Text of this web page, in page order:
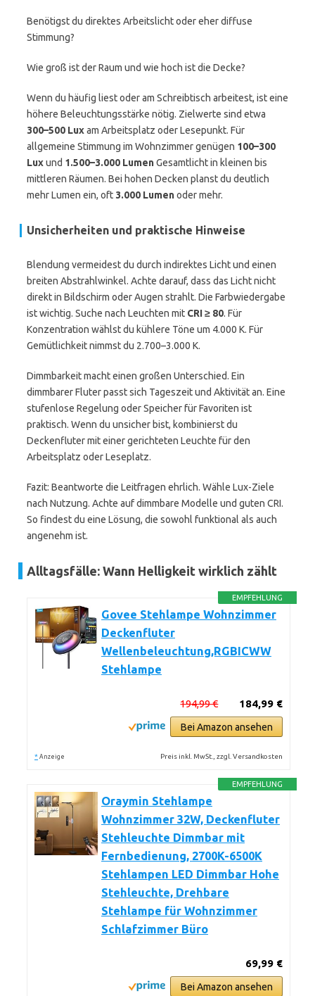
Benötigst du direktes Arbeitslicht oder eher diffuse
Stimmung?
Wie groß ist der Raum und wie hoch ist die Decke?
Wenn du häufig liest oder am Schreibtisch arbeitest, ist eine
höhere Beleuchtungsstärke nötig. Zielwerte sind etwa
300–500 Luxam Arbeitsplatz oder Lesepunkt. Für
allgemeine Stimmung im Wohnzimmer genügen 100–300
Luxund 1.500–3.000 LumenGesamtlicht in kleinen bis
mittleren Räumen. Bei hohen Decken planst du deutlich
mehr Lumen ein, oft 3.000 Lumenoder mehr.
Unsicherheiten und praktische Hinweise
Blendung vermeidest du durch indirektes Licht und einen
breiten Abstrahlwinkel. Achte darauf, dass das Licht nicht
direkt in Bildschirm oder Augen strahlt. Die Farbwiedergabe
ist wichtig. Suche nach Leuchten mit CRI ≥ 80. Für
Konzentration wählst du kühlere Töne um 4.000 K. Für
Gemütlichkeit nimmst du 2.700–3.000 K.
Dimmbarkeit macht einen großen Unterschied. Ein
dimmbarer Fluter passt sich Tageszeit und Aktivität an. Eine
stufenlose Regelung oder Speicher für Favoriten ist
praktisch. Wenn du unsicher bist, kombinierst du
Deckenfluter mit einer gerichteten Leuchte für den
Arbeitsplatz oder Leseplatz.
Fazit: Beantworte die Leitfragen ehrlich. Wähle Lux-Ziele
nach Nutzung. Achte auf dimmbare Modelle und guten CRI.
So findest du eine Lösung, die sowohl funktional als auch
angenehm ist.
Alltagsfälle: Wann Helligkeit wirklich zählt
EMPFEHLUNG
Govee Stehlampe Wohnzimmer
Deckenfluter
Wellenbeleuchtung,RGBICWW
Stehlampe
184,99 €
194,99 €
Bei Amazon ansehen
* Anzeige Preis inkl. MwSt., zzgl. Versandkosten
EMPFEHLUNG
Oraymin Stehlampe
Wohnzimmer 32W, Deckenfluter
Stehleuchte Dimmbar mit
Fernbedienung, 2700K-6500K
Stehlampen LED Dimmbar Hohe
Stehleuchte, Drehbare
Stehlampe für Wohnzimmer
Schlafzimmer Büro
69,99 €
Bei Amazon ansehen